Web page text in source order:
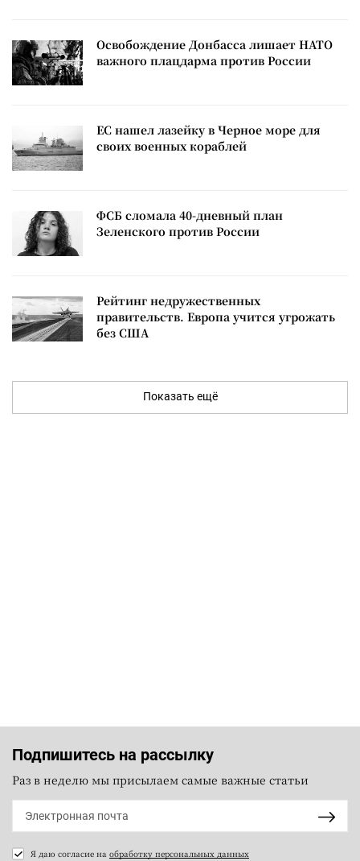
Освобождение Донбасса лишает НАТО
важного плацдарма против России
ЕС нашел лазейку в Черное море для
своих военных кораблей
ФСБ сломала 40-дневный план
Зеленского против России
Рейтинг недружественных
правительств. Европа учится угрожать
без США
Показать ещё
Подпишитесь на рассылку
Раз в неделю мы присылаем самые важные статьи
Я даю согласие на обработку персональных данных